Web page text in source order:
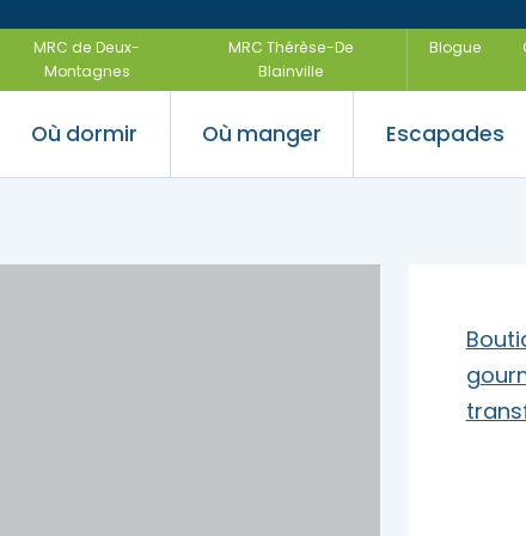
MRC de Deux-
Montagnes
MRC Thérèse-De
Blainville
Blogue
Festivals
Où dormir Où manger Escapades